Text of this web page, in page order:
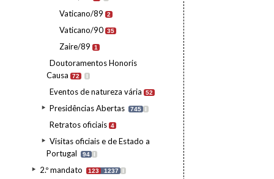
Vaticano/89 2
Vaticano/90 35
Zaire/89 1
Doutoramentos Honoris
Causa
72 I
Eventos de natureza vária 52
Presidências Abertas 745 I
Retratos oficiais 4
Visitas oficiais e de Estado a
Portugal
94 I
2.º mandato 123 1237 I